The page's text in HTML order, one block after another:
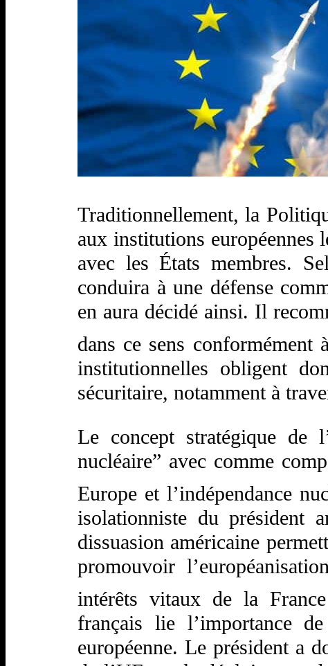
Traditionnellement, la
aux institutions européennes
avec les États membres.
conduira à une défense
en aura décidé ainsi. Il
dans ce sens conformément
institutionnelles obligent
sécuritaire, notamment à
Le concept stratégique de
nucléaire” avec comme
Europe et l’indépendance
isolationniste du président
dissuasion américaine
promouvoir
intérêts vitaux de la
français lie l’importance
européenne. Le président a